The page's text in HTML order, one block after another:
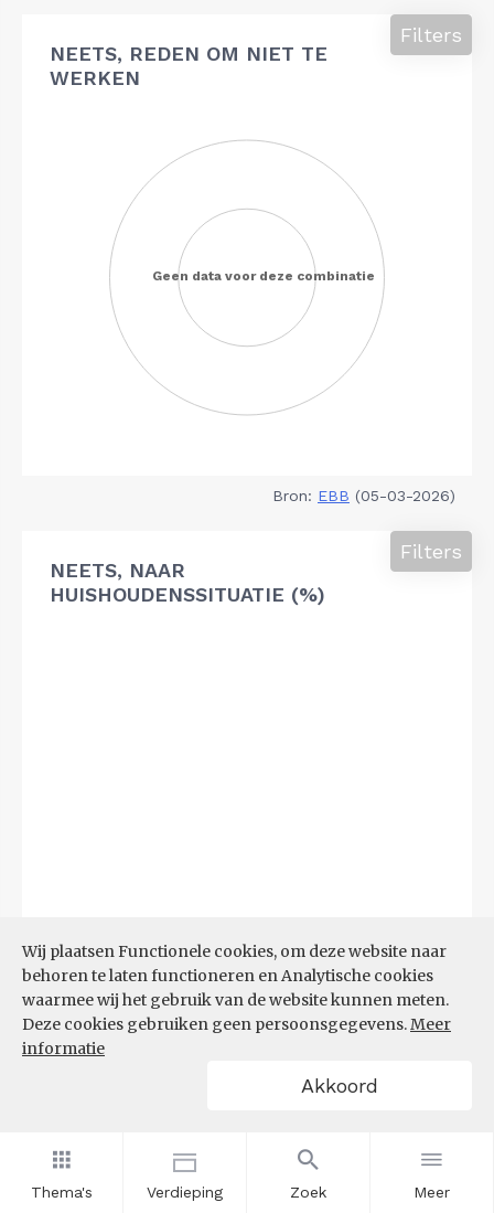
Thema's Verdieping Zoek Meer
Wij plaatsen Functionele cookies, om deze website naar
behoren te laten functioneren en Analytische cookies
waarmee wij het gebruik van de website kunnen meten.
Deze cookies gebruiken geen persoonsgegevens.Meer
informatie
Akkoord
NEETS, REDEN OM NIET TE
WERKEN
Filters
Bron: EBB (05-03-2026)
NEETS, NAAR
HUISHOUDENSSITUATIE (%)
Filters
Bron:
AANDEEL NEETS NAAR REGIO